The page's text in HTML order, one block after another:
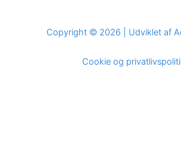
Copyright © 2026 | Udviklet af
Cookie og